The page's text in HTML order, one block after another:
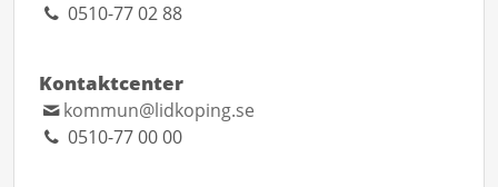
0510-77 02 88
Kontaktcenter
kommun@lidkoping.se
0510-77 00 00